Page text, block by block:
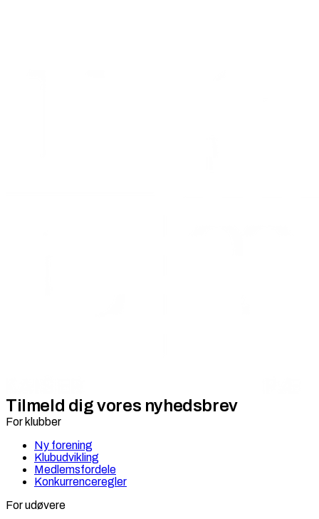
Tilmeld dig vores nyhedsbrev
For klubber
Ny forening
Klubudvikling
Medlemsfordele
Konkurrenceregler
For udøvere